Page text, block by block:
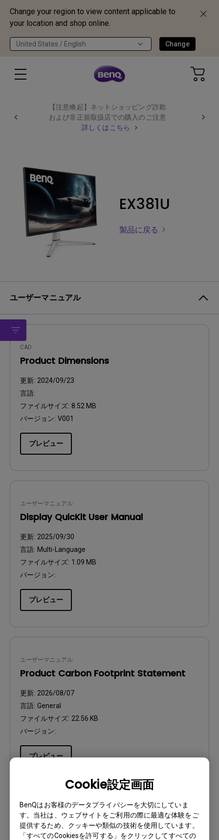
Change your region to view content applicable to
your location and shop online.
United States / English Change
Cookie設定画面
BenQはお客様のデータプライバシーを大切にしていま
す。当社は、ウェブサイトをご利用の際に最適な体験をご
提供するため、クッキーや類似の技術を使用しています。
「すべてのCookiesを許可する」をクリックしてすべての
【注意喚起】ネットショッピング詐欺
および非正規取扱店での購入のご注意
詳しくはこちら
EX381U
製品に戻る
ユーザーマニュアル
CAD
Product Dimensions
更新: 2024/09/23
言語:
ファイルサイズ: 8.52 MB
バージョン: V001
プレビュー
ユーザーマニュアル
Display QuicKit User Manual
更新: 2025/09/30
言語: Multi-Language
ファイルサイズ: 1.09 MB
バージョン:
プレビュー
ユーザーマニュアル
Product Carbon Footprint Statement
更新: 2026/08/07
言語: General
ファイルサイズ: 22.56 KB
バージョン:
プレビュー
ユーザーマニュアル
Quick Start Guide